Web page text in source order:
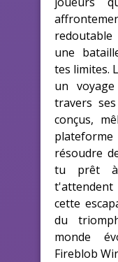
une
tes limites.
un
travers
conçus,
résoudre
tu prêt à
cette
du
monde
Fireblob